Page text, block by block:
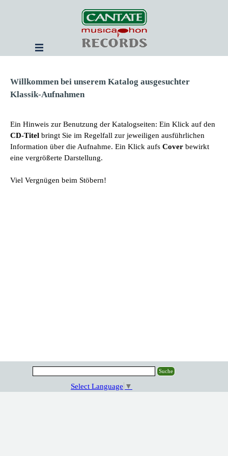
Menü überspringen
Willkommen bei unserem Katalog ausgesuchter
Klassik-Aufnahmen
Ein Hinweis zur Benutzung der Katalogseiten: Ein Klick auf den
CD-Titel bringt Sie im Regelfall zur jeweiligen ausführlichen
Information über die Aufnahme. Ein Klick aufs Cover bewirkt
eine vergrößerte Darstellung.
Viel Vergnügen beim Stöbern!
Select Language ▼
Suche